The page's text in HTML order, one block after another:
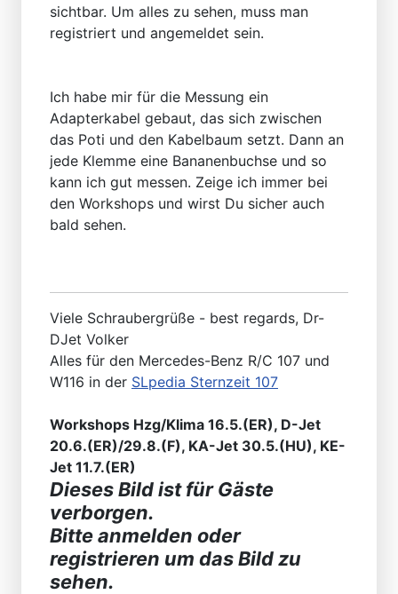
sichtbar. Um alles zu sehen, muss man
registriert und angemeldet sein.
Ich habe mir für die Messung ein
Adapterkabel gebaut, das sich zwischen
das Poti und den Kabelbaum setzt. Dann an
jede Klemme eine Bananenbuchse und so
kann ich gut messen. Zeige ich immer bei
den Workshops und wirst Du sicher auch
bald sehen.
Viele Schraubergrüße - best regards, Dr-
DJet Volker
Alles für den Mercedes-Benz R/C 107 und
W116 in der SLpedia Sternzeit 107
Workshops Hzg/Klima 16.5.(ER), D-Jet
20.6.(ER)/29.8.(F), KA-Jet 30.5.(HU), KE-
Jet 11.7.(ER)
Dieses Bild ist für Gäste
verborgen.
Bitte anmelden oder
registrieren um das Bild zu
sehen.